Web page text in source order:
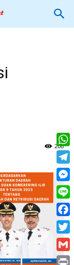
208
Line